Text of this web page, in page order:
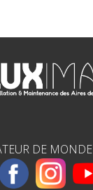
DE MONDE